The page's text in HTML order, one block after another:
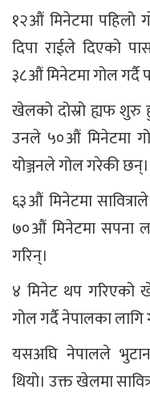
१२औं मिनेटमा पहिलो
दिपा राईले दिएको
३८औं मिनेटमा गोल गर्दै
खेलको दोस्रो ह्यफ शुरु
उनले ५०औं मिनेटमा
योञ्जनले गोल गरेकी छन्।
६३औं मिनेटमा
७०औं मिनेटमा सपना
गरिन्।
४ मिनेट थप गरिएको
गोल गर्दै नेपालका
यसअघि नेपालले
थियो। उक्त खेलमा